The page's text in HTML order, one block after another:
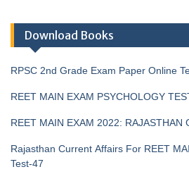
Download Books
RPSC 2nd Grade Exam Paper Online
REET MAIN EXAM PSYCHOLOGY
REET MAIN EXAM 2022: RAJASTHAN
Rajasthan Current Affairs For REET
Test-47